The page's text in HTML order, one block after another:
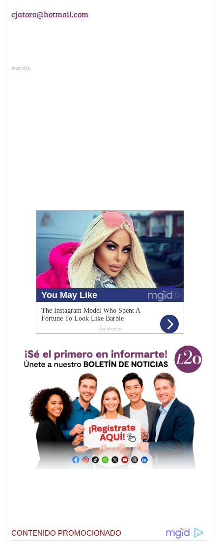
cjatoro@hotmail.com
Anuncios.